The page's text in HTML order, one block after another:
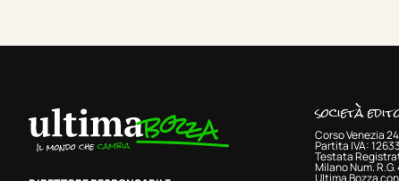
società
Corso Venezia
Partita IVA:
Testata
Milano Num.
Ultima Bozza